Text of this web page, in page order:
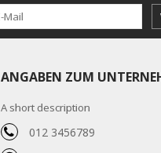
ANGABEN ZUM
A short description
012 3456789